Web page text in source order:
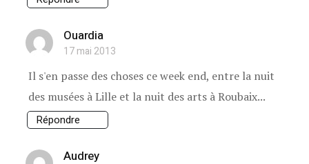
Ouardia
17 mai 2013
Il s'en passe des choses ce week end, entre la nuit
des musées à Lille et la nuit des arts à Roubaix...
Répondre
Audrey